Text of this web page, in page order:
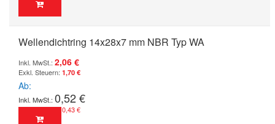
Wellendichtring 14x28x7 mm NBR Typ WA
2,06 €
1,70 €
Ab
0,52 €
0,43 €